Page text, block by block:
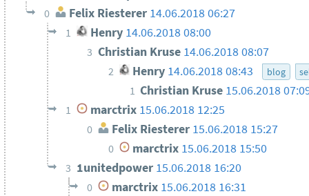
0 Felix Riesterer 14.06.2018 06:27
1 Henry 14.06.2018 08:00
3 Christian Kruse 14.06.2018 08:07
2 Henry 14.06.2018 08:43 blog
1 Christian Kruse 15.06.2018
1 marctrix 15.06.2018 12:25
0 Felix Riesterer 15.06.2018 15:27
0 marctrix 15.06.2018 15:50
3 1unitedpower 15.06.2018 16:20
0 marctrix 15.06.2018 16:31